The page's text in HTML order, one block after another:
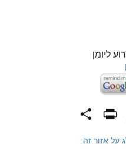
ליומן
על אזור זה